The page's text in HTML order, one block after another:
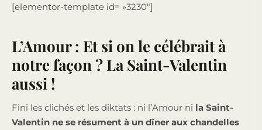
[elementor-template id= »3230″]
L’Amour : Et si on le célébrait à
notre façon ? La Saint-Valentin
aussi !
Fini les clichés et les diktats : ni l’Amour ni la Saint-
Valentin ne se résument à un dîner aux chandelles